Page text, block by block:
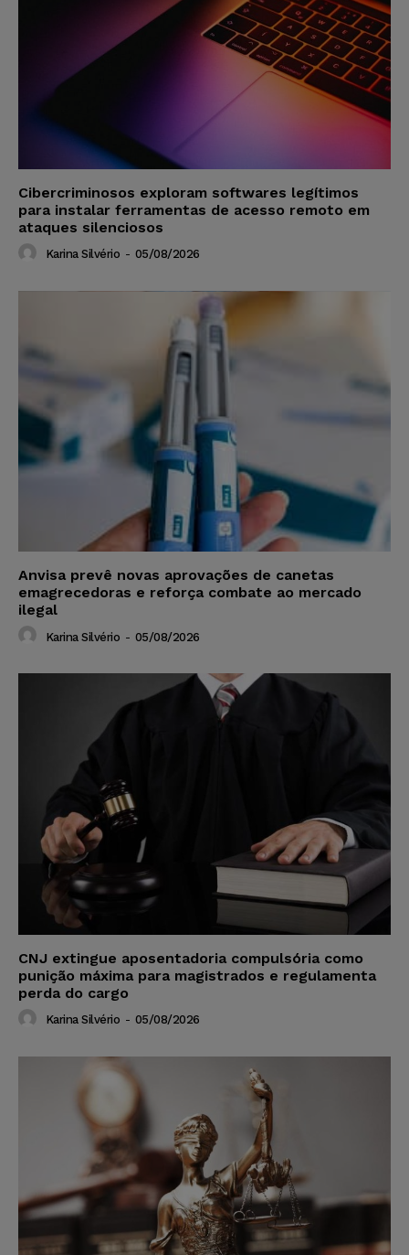
Cibercriminosos exploram softwares legítimos
para instalar ferramentas de acesso remoto em
ataques silenciosos
Karina Silvério - 05/08/2026
Anvisa prevê novas aprovações de canetas
emagrecedoras e reforça combate ao mercado
ilegal
Karina Silvério - 05/08/2026
CNJ extingue aposentadoria compulsória como
punição máxima para magistrados e regulamenta
perda do cargo
Karina Silvério - 05/08/2026